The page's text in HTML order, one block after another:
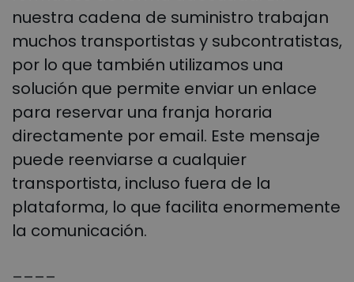
nuestra cadena de suministro trabajan
muchos transportistas y subcontratistas,
por lo que también utilizamos una
solución que permite enviar un enlace
para reservar una franja horaria
directamente por email. Este mensaje
puede reenviarse a cualquier
transportista, incluso fuera de la
plataforma, lo que facilita enormemente
la comunicación.